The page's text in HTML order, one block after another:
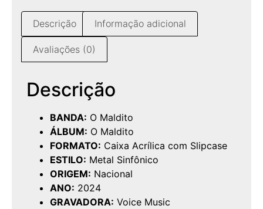
Descrição Informação adicional
Avaliações (0)
Descrição
BANDA: O Maldito
ÁLBUM: O Maldito
FORMATO: Caixa Acrílica com Slipcase
ESTILO: Metal Sinfônico
ORIGEM: Nacional
ANO: 2024
GRAVADORA: Voice Music